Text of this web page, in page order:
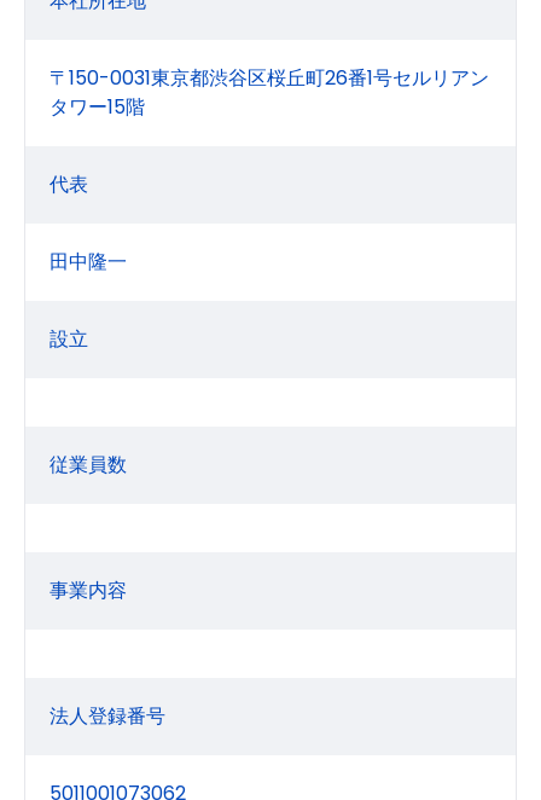
〒150-0031東京都渋谷区桜丘町26番1号セルリアン
タワー15階
代表
田中隆一
設立
従業員数
事業内容
法人登録番号
5011001073062